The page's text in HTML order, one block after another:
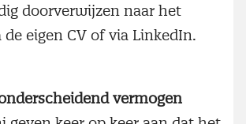
doorverwijzen naar het
eigen CV of via LinkedIn.
vermogen